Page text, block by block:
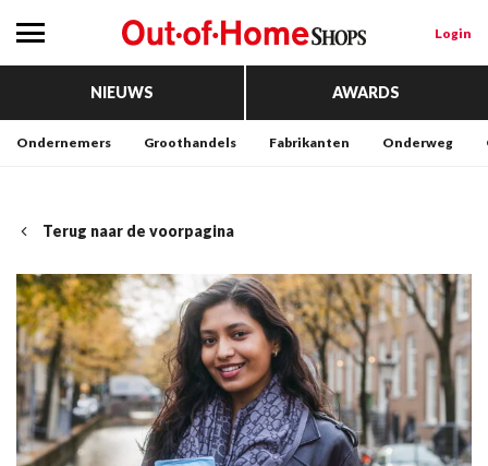
Login
NIEUWS AWARDS
Ondernemers Groothandels Fabrikanten Onderweg
Terug naar de voorpagina